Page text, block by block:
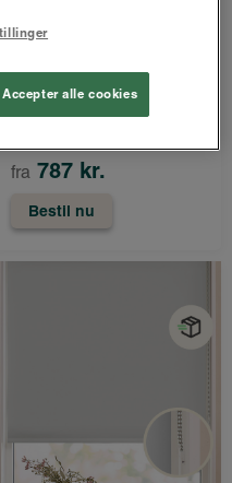
inden for
1-5 hverdage
fra 787 kr.
Bestil nu
Accepter alle cookies